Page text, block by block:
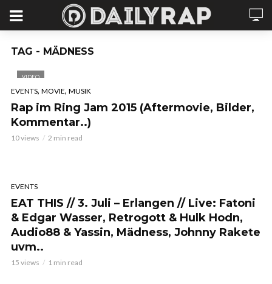
TAG - MÄDNESS
VIDEO
EVENTS, MOVIE, MUSIK
Rap im Ring Jam 2015 (Aftermovie, Bilder,
Kommentar..)
10 views 2 min read
EVENTS
EAT THIS // 3. Juli – Erlangen // Live: Fatoni
& Edgar Wasser, Retrogott & Hulk Hodn,
Audio88 & Yassin, Mädness, Johnny Rakete
uvm..
15 views 1 min read